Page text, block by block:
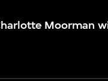
Moorman